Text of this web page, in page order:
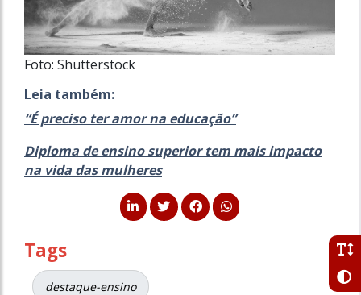
Foto: Shutterstock
Leia também:
“É preciso ter amor na educação”
Diploma de ensino superior tem mais impacto
na vida das mulheres
Tags
destaque-ensino